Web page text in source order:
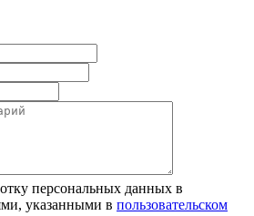
персональных данных в
указанными в пользовательском